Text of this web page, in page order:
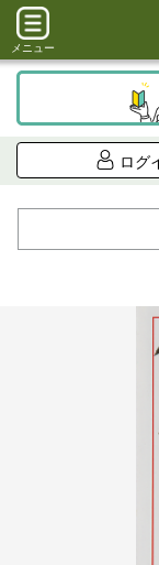
メニュー
ログ